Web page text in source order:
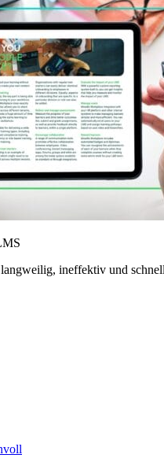
ineffektiv und